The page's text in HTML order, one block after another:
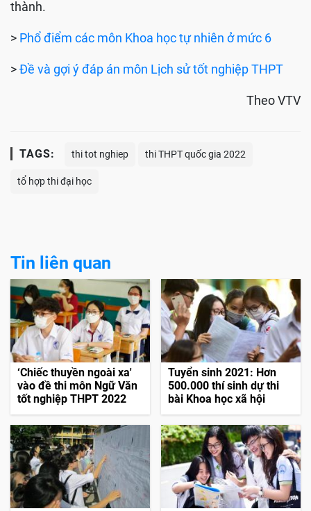
thành.
> Phổ điểm các môn Khoa học tự nhiên ở mức 6
>Đề và gợi ý đáp án môn Lịch sử tốt nghiệp THPT
Theo VTV
TAGS: thi tot nghiep thi THPT quốc gia 2022
tổ hợp thi đại học
Tin liên quan
‘Chiếc thuyền ngoài xa'
vào đề thi môn Ngữ Văn
tốt nghiệp THPT 2022
Tuyển sinh 2021: Hơn
500.000 thí sinh dự thi
bài Khoa học xã hội